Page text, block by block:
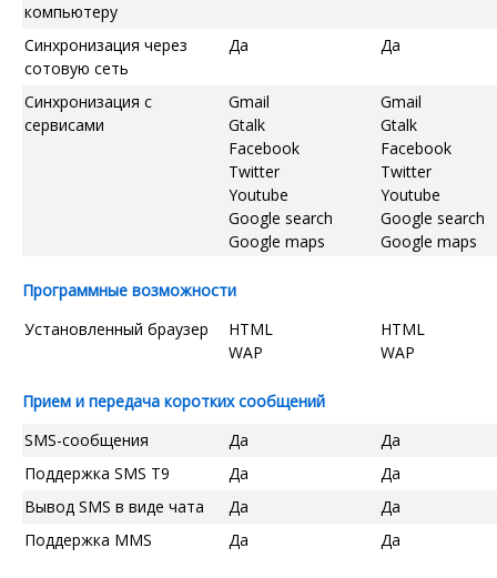
компьютеру
Синхронизация через
сотовую сеть
Да Да
Синхронизация с
сервисами
Gmail
Gtalk
Facebook
Twitter
Youtube
Google search
Google maps
Gmail
Gtalk
Facebook
Twitter
Youtube
Google search
Google maps
Программные возможности
Установленный браузер
HTML
WAP
HTML
WAP
Прием и передача коротких сообщений
SMS-сообщения
Да
Да
Поддержка SMS T9
Да
Да
Вывод SMS в виде чата
Да
Да
Поддержка MMS
Да Да